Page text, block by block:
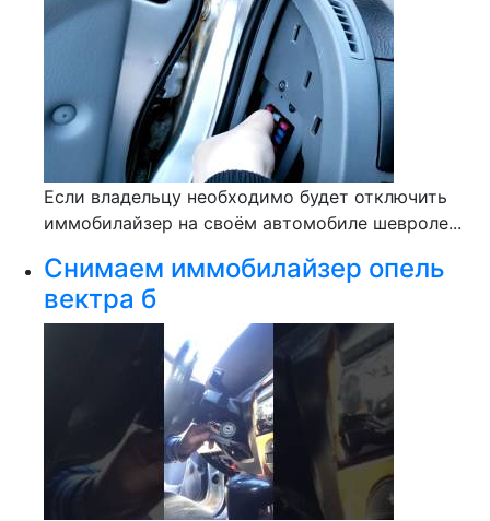
Если владельцу необходимо будет отключить
иммобилайзер на своём автомобиле шевроле...
Снимаем иммобилайзер опель
вектра б